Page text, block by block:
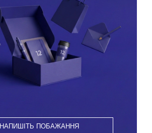
НАПИШІТЬ ПОБАЖАННЯ